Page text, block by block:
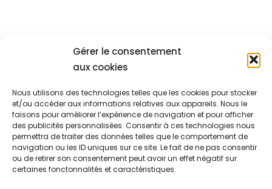
Gérer le consentement
aux cookies
Nous utilisons des technologies telles que les cookies pour stocker
et/ou accéder aux informations relatives aux appareils. Nous le
faisons pour améliorer l’expérience de navigation et pour afficher
des publicités personnalisées. Consentir à ces technologies nous
permettra de traiter des données telles que le comportement de
navigation ou les ID uniques sur ce site. Le fait de ne pas consentir
ou de retirer son consentement peut avoir un effet négatif sur
certaines fonctonnalités et caractéristiques.